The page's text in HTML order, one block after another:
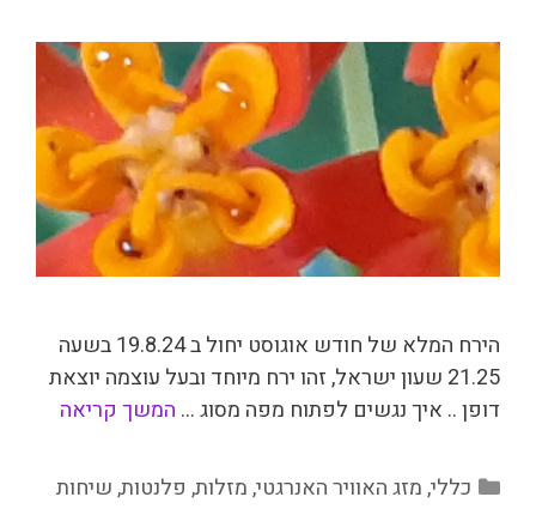
הירח המלא של חודש אוגוסט יחול ב 19.8.24 בשעה
21.25 שעון ישראל, זהו ירח מיוחד ובעל עוצמה יוצאת
דופן .. איך נגשים לפתוח מפה מסוג … המשך קריאה
קטגוריות
כללי,מזג האוויר האנרגטי,מזלות, פלנטות,שיחות